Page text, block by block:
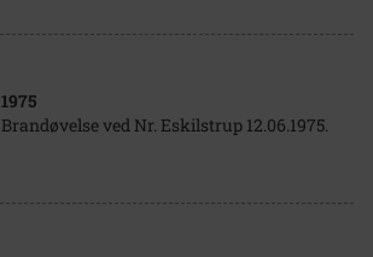
1975
Brandøvelse ved Nr. Eskilstrup 12.06.1975.